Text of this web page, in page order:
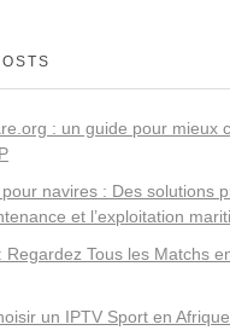
: un guide pour mieux
navires : Des solutions
et l’exploitation
Regardez Tous les Matchs
un IPTV Sport en